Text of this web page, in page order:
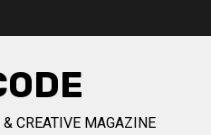
CREATIVE MAGAZINE